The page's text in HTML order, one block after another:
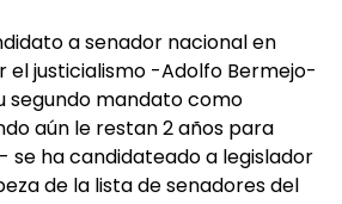
a senador nacional en
justicialismo -Adolfo Bermejo-
segundo mandato como
aún le restan 2 años para
se ha candidateado a legislador
de la lista de senadores del